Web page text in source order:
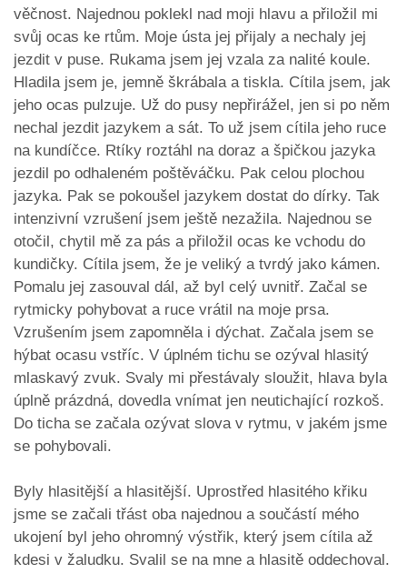
věčnost. Najednou poklekl nad moji hlavu a přiložil mi
svůj ocas ke rtům. Moje ústa jej přijaly a nechaly jej
jezdit v puse. Rukama jsem jej vzala za nalité koule.
Hladila jsem je, jemně škrábala a tiskla. Cítila jsem, jak
jeho ocas pulzuje. Už do pusy nepřirážel, jen si po něm
nechal jezdit jazykem a sát. To už jsem cítila jeho ruce
na kundíčce. Rtíky roztáhl na doraz a špičkou jazyka
jezdil po odhaleném poštěváčku. Pak celou plochou
jazyka. Pak se pokoušel jazykem dostat do dírky. Tak
intenzivní vzrušení jsem ještě nezažila. Najednou se
otočil, chytil mě za pás a přiložil ocas ke vchodu do
kundičky. Cítila jsem, že je veliký a tvrdý jako kámen.
Pomalu jej zasouval dál, až byl celý uvnitř. Začal se
rytmicky pohybovat a ruce vrátil na moje prsa.
Vzrušením jsem zapomněla i dýchat. Začala jsem se
hýbat ocasu vstříc. V úplném tichu se ozýval hlasitý
mlaskavý zvuk. Svaly mi přestávaly sloužit, hlava byla
úplně prázdná, dovedla vnímat jen neutichající rozkoš.
Do ticha se začala ozývat slova v rytmu, v jakém jsme
se pohybovali.
Byly hlasitější a hlasitější. Uprostřed hlasitého křiku
jsme se začali třást oba najednou a součástí mého
ukojení byl jeho ohromný výstřik, který jsem cítila až
kdesi v žaludku. Svalil se na mne a hlasitě oddechoval.